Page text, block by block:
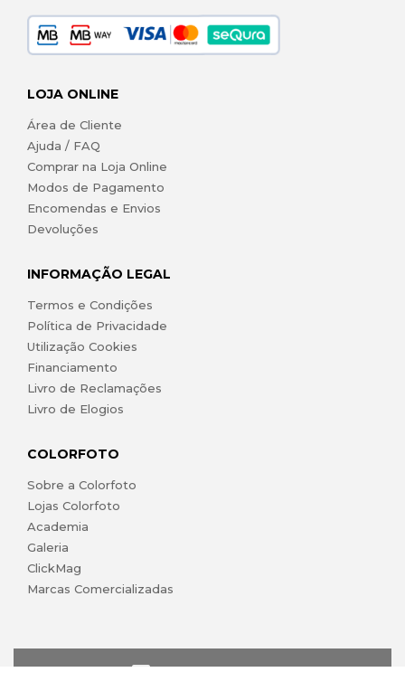
LOJA ONLINE
Área de Cliente
Ajuda / FAQ
Comprar na Loja Online
Modos de Pagamento
Encomendas e Envios
Devoluções
INFORMAÇÃO LEGAL
Termos e Condições
Política de Privacidade
Utilização Cookies
Financiamento
Livro de Reclamações
Livro de Elogios
COLORFOTO
Sobre a Colorfoto
Lojas Colorfoto
Academia
Galeria
ClickMag
Marcas Comercializadas
lojaonline@colorfoto.pt